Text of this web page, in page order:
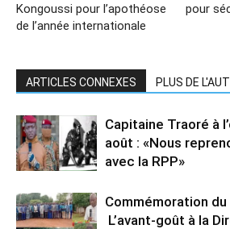
Kongoussi pour l’apothéose
de l’année internationale
pour
ARTICLES CONNEXES PLUS DE
Capitaine Traoré à
août : «Nous
avec la RPP»
Commémoration
L’avant-goût à la